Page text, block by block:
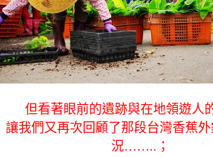
但看著眼前的遺跡與在地領遊人
讓我們又再次回顧了那段台灣香蕉
況……..；